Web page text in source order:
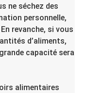
ne séchez des
personnelle,
revanche, si vous
d’aliments,
capacité sera
alimentaires